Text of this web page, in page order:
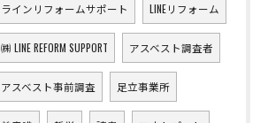
ラインリフォームサポート LINEリフォーム
㈱ LINE REFORM SUPPORT アスベスト調査者
アスベスト事前調査 足立事業所